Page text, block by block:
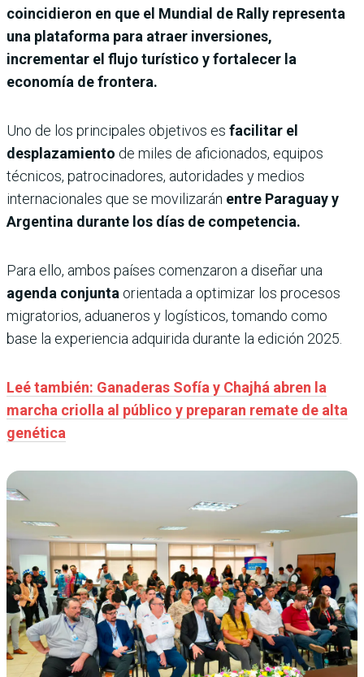
coincidieron en que el Mundial de Rally representa
una plataforma para atraer inversiones,
incrementar el flujo turístico y fortalecer la
economía de frontera.
Uno de los principales objetivos es facilitar el
desplazamiento de miles de aficionados, equipos
técnicos, patrocinadores, autoridades y medios
internacionales que se movilizarán entre Paraguay y
Argentina durante los días de competencia.
Para ello, ambos países comenzaron a diseñar una
agenda conjunta orientada a optimizar los procesos
migratorios, aduaneros y logísticos, tomando como
base la experiencia adquirida durante la edición 2025.
Leé también: Ganaderas Sofía y Chajhá abren la
marcha criolla al público y preparan remate de alta
genética